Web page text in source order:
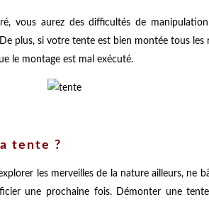
vous aurez des difficultés de
plus, si votre tente est bien montée tous les
le montage est mal exécuté.
tente ?
les merveilles de la nature ailleurs, ne
une prochaine fois. Démonter une